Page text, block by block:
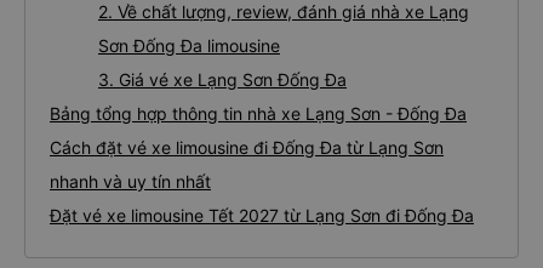
2. Về chất lượng, review, đánh giá nhà xe Lạng
Sơn Đống Đa limousine
3. Giá vé xe Lạng Sơn Đống Đa
Bảng tổng hợp thông tin nhà xe Lạng Sơn - Đống Đa
Cách đặt vé xe limousine đi Đống Đa từ Lạng Sơn
nhanh và uy tín nhất
Đặt vé xe limousine Tết 2027 từ Lạng Sơn đi Đống Đa